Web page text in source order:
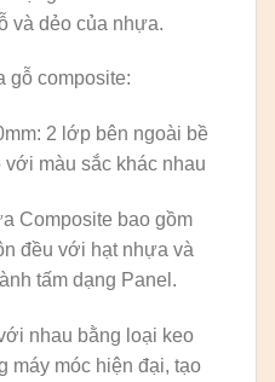
và dẻo của nhựa.
gỗ composite:
2 lớp bên ngoài bề
màu sắc khác nhau
Composite bao gồm
đều với hạt nhựa và
tấm dạng Panel.
nhau bằng loại keo
máy móc hiện đại, tạo